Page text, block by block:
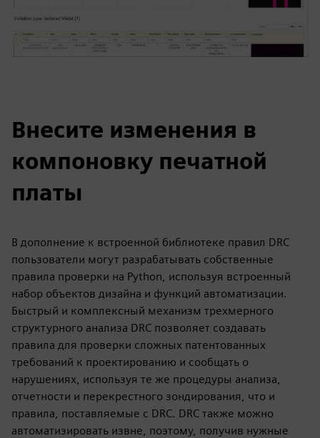
Внесите изменения в
компоновку печатной
платы
В дополнение к встроенной библиотеке правил DRC
пользователи могут разрабатывать собственные
правила проверки на Python, используя встроенный
набор объектов дизайна и функций автоматизации.
Быстрый и комплексный механизм трехмерного
структурного анализа DRC позволяет создавать
правила для проверки сложных патентованных
требований к проектированию и сообщать о
нарушениях, используя те же процедуры анализа,
отчетности и перекрестного зондирования, что и
правила, поставляемые с DRC. DRC также можно
автоматизировать извне, поэтому, получив нужные